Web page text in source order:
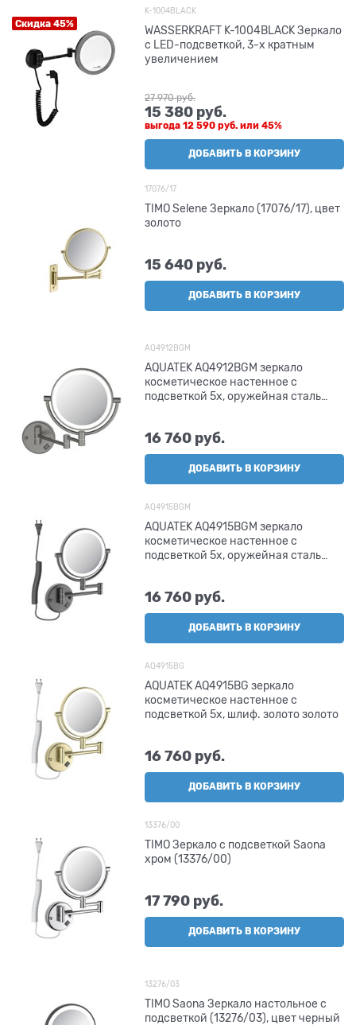
Скидка 45%
K-1004BLACK
WASSERKRAFT K-1004BLACK Зеркало
с LED-подсветкой, 3-х кратным
увеличением
27 970 руб.
15 380 руб.
выгода12 590 руб. или45%
ДОБАВИТЬ В КОРЗИНУ
17076/17
TIMO Selene Зеркало (17076/17), цвет
золото
15 640 руб.
ДОБАВИТЬ В КОРЗИНУ
AQ4912BGM
AQUATEK AQ4912BGM зеркало
косметическое настенное с
подсветкой 5х, оружейная сталь
16 760 руб.
ДОБАВИТЬ В КОРЗИНУ
AQ4915BGM
AQUATEK AQ4915BGM зеркало
косметическое настенное с
подсветкой 5х, оружейная сталь
16 760 руб.
ДОБАВИТЬ В КОРЗИНУ
AQ4915BG
AQUATEK AQ4915BG зеркало
косметическое настенное с
подсветкой 5х, шлиф. золото золото
16 760 руб.
ДОБАВИТЬ В КОРЗИНУ
13376/00
TIMO Зеркало с подсветкой Saona
хром (13376/00)
17 790 руб.
ДОБАВИТЬ В КОРЗИНУ
13276/03
TIMO Saona Зеркало настольное с
подсветкой (13276/03), цвет черный